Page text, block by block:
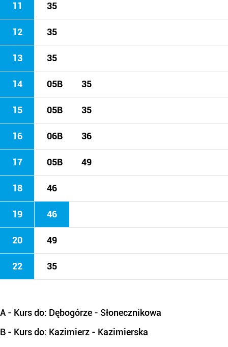
11 35
12 35
13 35
14 05B 35
15 05B 35
16 06B 36
17 05B 49
18 46
19 46
20 49
22 35
A - Kurs do: Dębogórze - Słonecznikowa
B - Kurs do: Kazimierz - Kazimierska